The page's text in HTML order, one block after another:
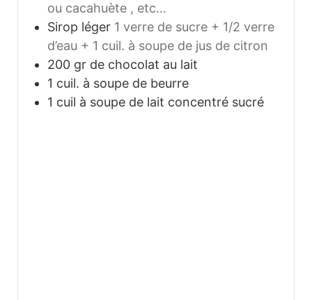
ou cacahuète , etc…
Sirop léger 1 verre de sucre + 1/2 verre
d’eau + 1 cuil. à soupe de jus de citron
200 gr de chocolat au lait
1 cuil. à soupe de beurre
1 cuil à soupe de lait concentré sucré